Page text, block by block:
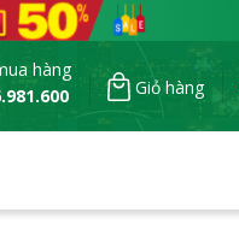
hàng
Giỏ hàng